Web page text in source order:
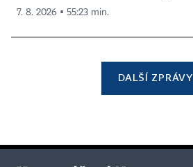
7. 8. 2026 ▪ 55:23 min.
DALŠÍ ZPRÁVY